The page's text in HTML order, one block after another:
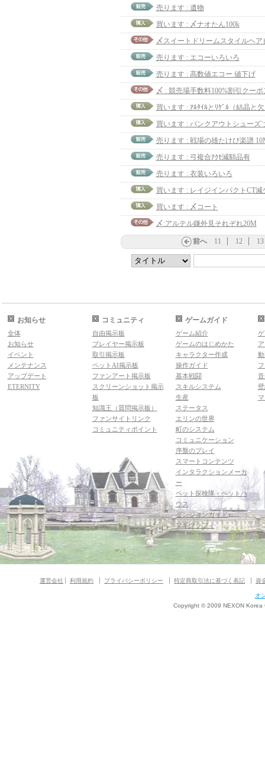
売ります : 遺物
買います : 〆ナオたん100k
売ります : エコーいろいろ
売ります : 高数値エコー 値下げ
〆 : 競売場手数料100%割引クーポ
買います : ｱﾙﾀｲﾙとﾘｹﾞﾙ（結晶と
買います : パンクアウトシューズ
売ります : 戦場の雄たけび楽譜
売ります : 弓複合ｱｸｾ減額品有
売ります : 衣装いろいろ
買います : レイジインパクトCT減
買います : 〆コート
〆:アルテル鎌外見それぞれ20M
前へ 11 12 13
お知らせ
全体
お知らせ
イベント
メンテナンス
アップデート
ETERNITY
コミュニティ
自由掲示板
プレイヤー掲示板
取引掲示板
ペットAI掲示板
ファンアート掲示板
スクリーンショット掲示
板
知識王（質問掲示板）
ファンサイトリンク
コミュニティポイント
ゲームガイド
ゲーム紹介
ゲームのはじめかた
キャラクター作成
操作ガイド
基本戦闘
スキルシステム
生産
ステータス
エリンの世界
町のシステム
コミュニケーション
序盤のプレイ
スマートコンテンツ
インタラクションメーカ
ー
ペット探検隊・ペットハ
ウス
ダンジョンガイド
マギグラフィ
運営会社 利用規約 プライバシーポリシー 特定商取引法に基づく表記 資
オ
Copyright © 2009 NEXON Korea